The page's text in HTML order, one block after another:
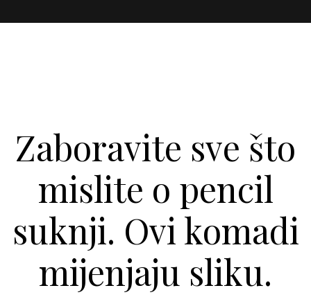
Zaboravite sve što
mislite o pencil
suknji. Ovi komadi
mijenjaju sliku.